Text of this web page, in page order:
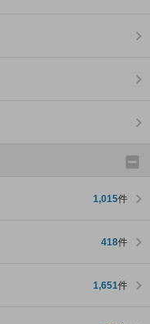
1,015件
418件
1,651件